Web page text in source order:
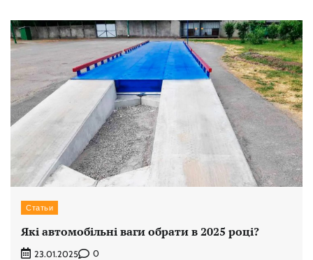
Статьи
Які автомобільні ваги обрати в 2025 році?
23.01.2025 0